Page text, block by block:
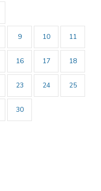
9 10 11
16 17 18
23 24 25
30